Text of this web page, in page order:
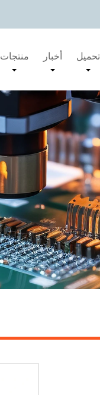
منتجات أخبار تحميل